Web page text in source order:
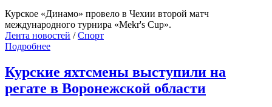
Курское «Динамо» провело в Чехии второй матч
международного турнира «Mekr's Cup».
Лента новостей /Спорт
Подробнее
Курские яхтсмены выступили на
регате в Воронежской области